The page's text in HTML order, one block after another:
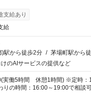
支給あり
給
)駅から徒歩2分 / 茅場町駅から
のAIサービスの提供など
実働5時間 休憩1時間) ※定時：
の時間：16:00～19:00で相談可